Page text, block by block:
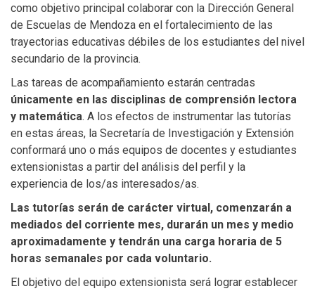
como objetivo principal colaborar con la Dirección General
de Escuelas de Mendoza en el fortalecimiento de las
trayectorias educativas débiles de los estudiantes del nivel
secundario de la provincia.
Las tareas de acompañamiento estarán centradas
únicamente en las disciplinas de comprensión lectora
y matemática. A los efectos de instrumentar las tutorías
en estas áreas, la Secretaría de Investigación y Extensión
conformará uno o más equipos de docentes y estudiantes
extensionistas a partir del análisis del perfil y la
experiencia de los/as interesados/as.
Las tutorías serán de carácter virtual, comenzarán a
mediados del corriente mes, durarán un mes y medio
aproximadamente y tendrán una carga horaria de 5
horas semanales por cada voluntario.
El objetivo del equipo extensionista será lograr establecer